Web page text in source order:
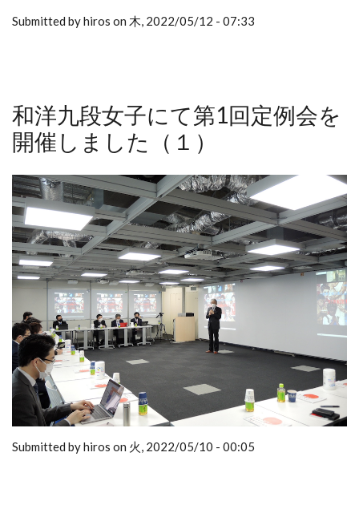
Submitted by hiros on 木, 2022/05/12 - 07:33
和洋九段女子にて第1回定例会を
開催しました（１）
Submitted by hiros on 火, 2022/05/10 - 00:05